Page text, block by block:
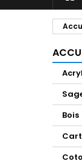
Acryl
Bois